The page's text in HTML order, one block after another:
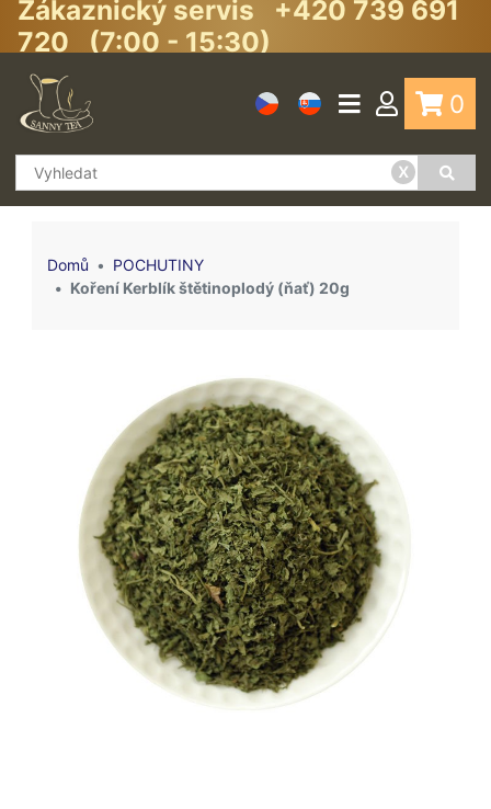
Zákaznický servis +420 739 691
720 (7:00 - 15:30)
x
0
Domů
POCHUTINY
Koření Kerblík štětinoplodý (ňať) 20g